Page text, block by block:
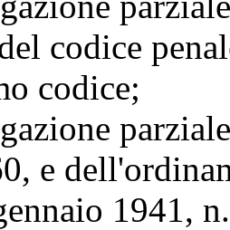
codice
codice;
parziale
e
1941,